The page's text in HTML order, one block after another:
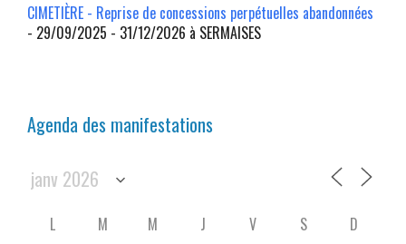
CIMETIÈRE - Reprise de concessions perpétuelles abandonnées
- 29/09/2025 - 31/12/2026 à SERMAISES
Agenda des manifestations
L M M J V S
D